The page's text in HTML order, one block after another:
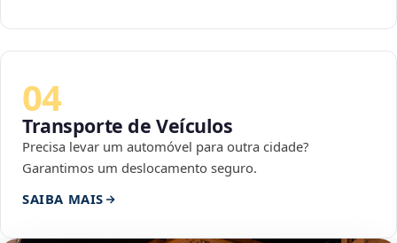
04
Transporte de Veículos
Precisa levar um automóvel para outra cidade?
Garantimos um deslocamento seguro.
SAIBA MAIS